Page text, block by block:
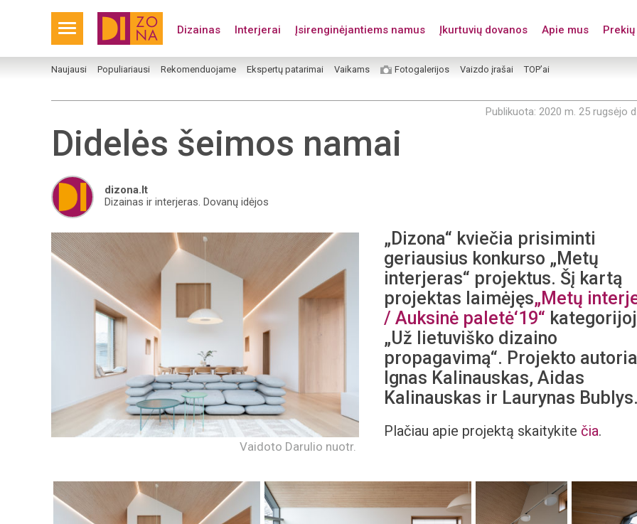
Dizainas Interjerai Įsirenginėjantiems namus Įkurtuvių dovanos Apie mus
Naujausi Populiariausi Rekomenduojame Ekspertų patarimai Vaikams Fotogalerijos Vaizdo įrašai TOP’ai
Publikuota: 2020 m. 25 rugsėjo
Didelės šeimos namai
dizona.lt
Dizainas ir interjeras. Dovanų idėjos
Vaidoto Darulio nuotr.
„Dizona“ kviečia prisiminti
geriausius konkurso „Metų
interjeras“ projektus. Šį kartą
projektas laimėjęs„Metų
/ Auksinė paletė‘19“
„Už lietuviško dizaino
propagavimą“. Projekto
Ignas Kalinauskas, Aidas
Kalinauskas ir Laurynas
Plačiau apie projektą skaitykite čia.